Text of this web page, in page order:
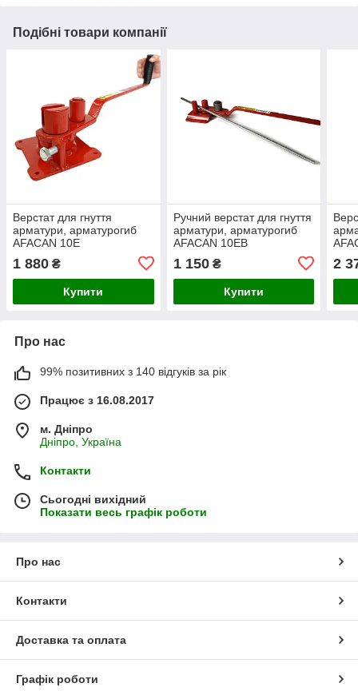
Подібні товари компанії
Верстат для гнуття
арматури, арматурогиб
AFACAN 10Е
1 880 ₴
Купити
Ручний верстат для гнуття
арматури, арматурогиб
AFACAN 10EB
1 150₴
Купити
2
Про нас
99% позитивних з 140 відгуків за рік
Працює з 16.08.2017
м. Дніпро
Дніпро, Україна
Контакти
Сьогодні вихідний
Показати весь графік роботи
Про нас
Контакти
Доставка та оплата
Графік роботи